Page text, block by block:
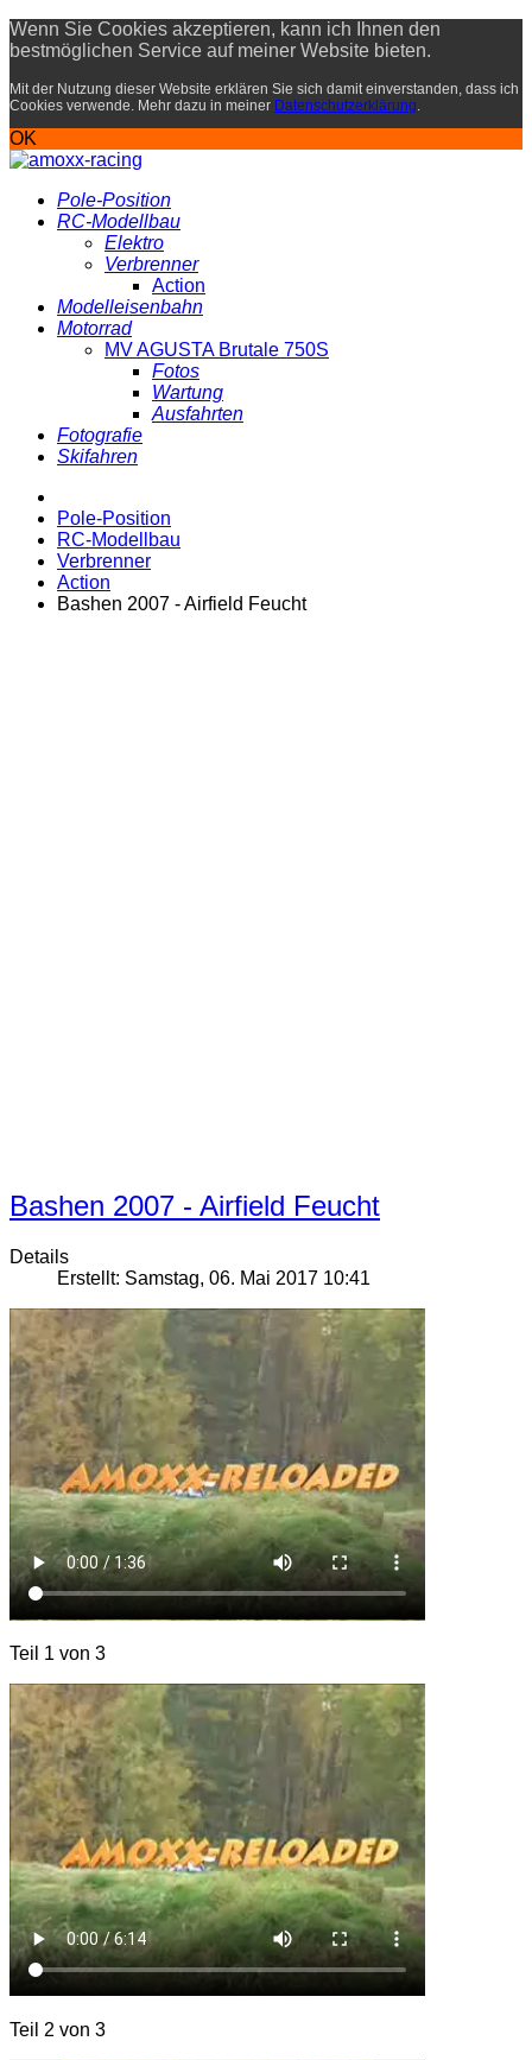
Wenn Sie Cookies akzeptieren, kann ich Ihnen den
bestmöglichen Service auf meiner Website bieten.
Mit der Nutzung dieser Website erklären Sie sich damit einverstanden, dass ich
Cookies verwende. Mehr dazu in meiner Datenschutzerklärung.
OK
Pole-Position
RC-Modellbau
Elektro
Verbrenner
Action
Modelleisenbahn
Motorrad
MV AGUSTA Brutale 750S
Fotos
Wartung
Ausfahrten
Fotografie
Skifahren
Pole-Position
RC-Modellbau
Verbrenner
Action
Bashen 2007 - Airfield Feucht
Bashen 2007 - Airfield Feucht
Details
Erstellt: Samstag, 06. Mai 2017 10:41
Teil 1 von 3
Teil 2 von 3